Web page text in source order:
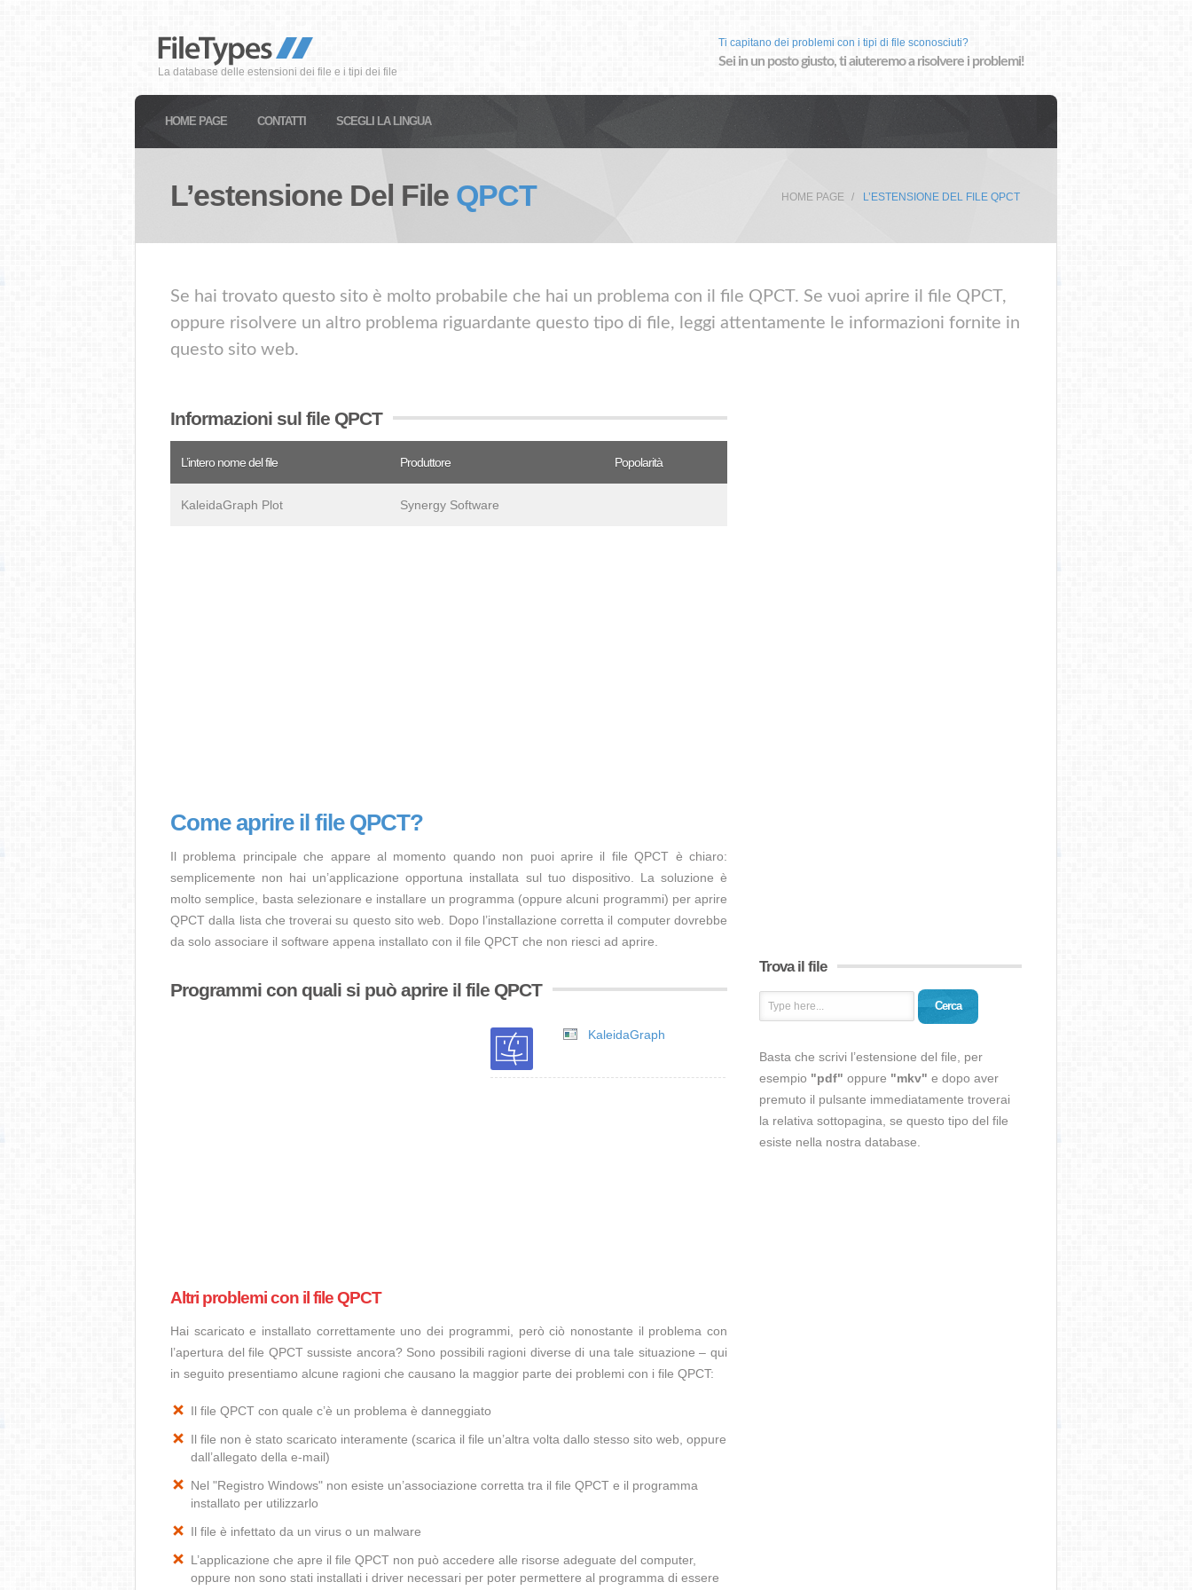
La database delle estensioni dei file e i tipi dei file
Ti capitano dei problemi con i tipi di file sconosciuti?
Sei in un posto giusto, ti aiuteremo a risolvere i problemi!
HOME PAGE CONTATTI SCEGLI LA LINGUA
L’estensione Del File QPCT HOME PAGE L’ESTENSIONE DEL FILE QPCT
Se hai trovato questo sito è molto probabile che hai un problema con il file QPCT. Se vuoi aprire il file QPCT,
oppure risolvere un altro problema riguardante questo tipo di file, leggi attentamente le informazioni fornite in
questo sito web.
Informazioni sul file QPCT
L’intero nome del file Produttore Popolarità
KaleidaGraph Plot Synergy Software
Come aprire il file QPCT?
Il problema principale che appare al momento quando non puoi aprire il file QPCT è chiaro:
semplicemente non hai un’applicazione opportuna installata sul tuo dispositivo. La soluzione è
molto semplice, basta selezionare e installare un programma (oppure alcuni programmi) per aprire
QPCT dalla lista che troverai su questo sito web. Dopo l’installazione corretta il computer dovrebbe
da solo associare il software appena installato con il file QPCT che non riesci ad aprire.
Programmi con quali si può aprire il file QPCT
KaleidaGraph
Altri problemi con il file QPCT
Hai scaricato e installato correttamente uno dei programmi, però ciò nonostante il problema con
l’apertura del file QPCT sussiste ancora? Sono possibili ragioni diverse di una tale situazione – qui
in seguito presentiamo alcune ragioni che causano la maggior parte dei problemi con i file QPCT:
Il file QPCT con quale c’è un problema è danneggiato
Il file non è stato scaricato interamente (scarica il file un’altra volta dallo stesso sito web, oppure
dall’allegato della e-mail)
Nel "Registro Windows" non esiste un’associazione corretta tra il file QPCT e il programma
installato per utilizzarlo
Il file è infettato da un virus o un malware
L’applicazione che apre il file QPCT non può accedere alle risorse adeguate del computer,
oppure non sono stati installati i driver necessari per poter permettere al programma di essere
Trova il file
Cerca
Basta che scrivi l’estensione del file, per
esempio "pdf" oppure "mkv" e dopo aver
premuto il pulsante immediatamente troverai
la relativa sottopagina, se questo tipo del file
esiste nella nostra database.